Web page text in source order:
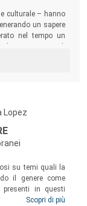
culturale – hanno
un sapere
nel tempo un
come la
Lopez
su temi quali la
il genere come
presenti in questi
di cogliere il valore
Scopri di più